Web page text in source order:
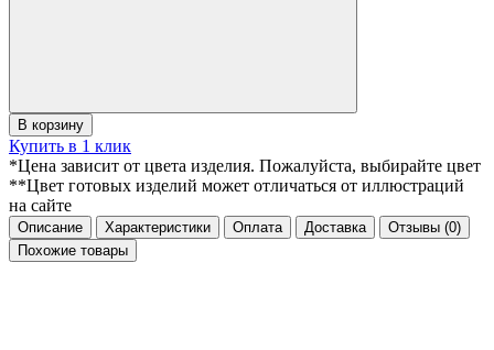
В корзину
Купить в 1 клик
*Цена зависит от цвета изделия. Пожалуйста, выбирайте цвет
**Цвет готовых изделий может отличаться от иллюстраций
на сайте
Описание Характеристики Оплата Доставка Отзывы (0)
Похожие товары